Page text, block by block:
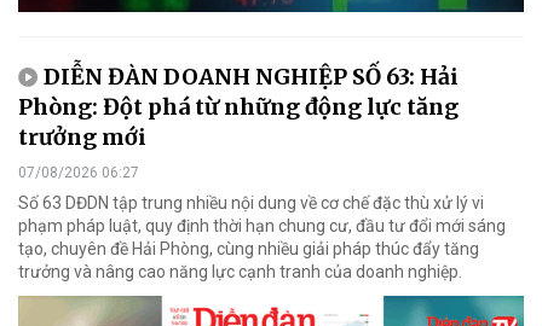
DIỄN ĐÀN DOANH NGHIỆP SỐ 63: Hải
Phòng: Đột phá từ những động lực tăng
trưởng mới
07/08/2026 06:27
Số 63 DĐDN tập trung nhiều nội dung về cơ chế đặc thù xử lý vi
phạm pháp luật, quy định thời hạn chung cư, đầu tư đổi mới sáng
tạo, chuyên đề Hải Phòng, cùng nhiều giải pháp thúc đẩy tăng
trưởng và nâng cao năng lực cạnh tranh của doanh nghiệp.